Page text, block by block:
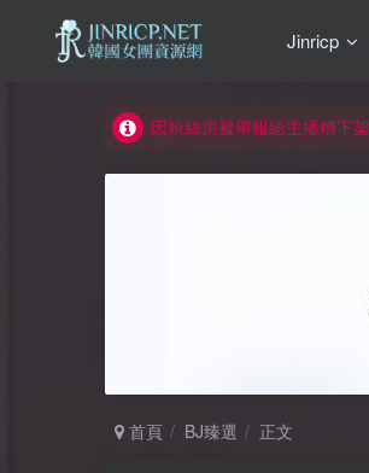
Jinricp
如何獲得 Jinricp.net 網站邀
因粉絲房被舉報給主播糟下
所有ED2K連結僅支援115網
正版宣告: 警惕盜版網站冒
首頁 BJ臻選 正文